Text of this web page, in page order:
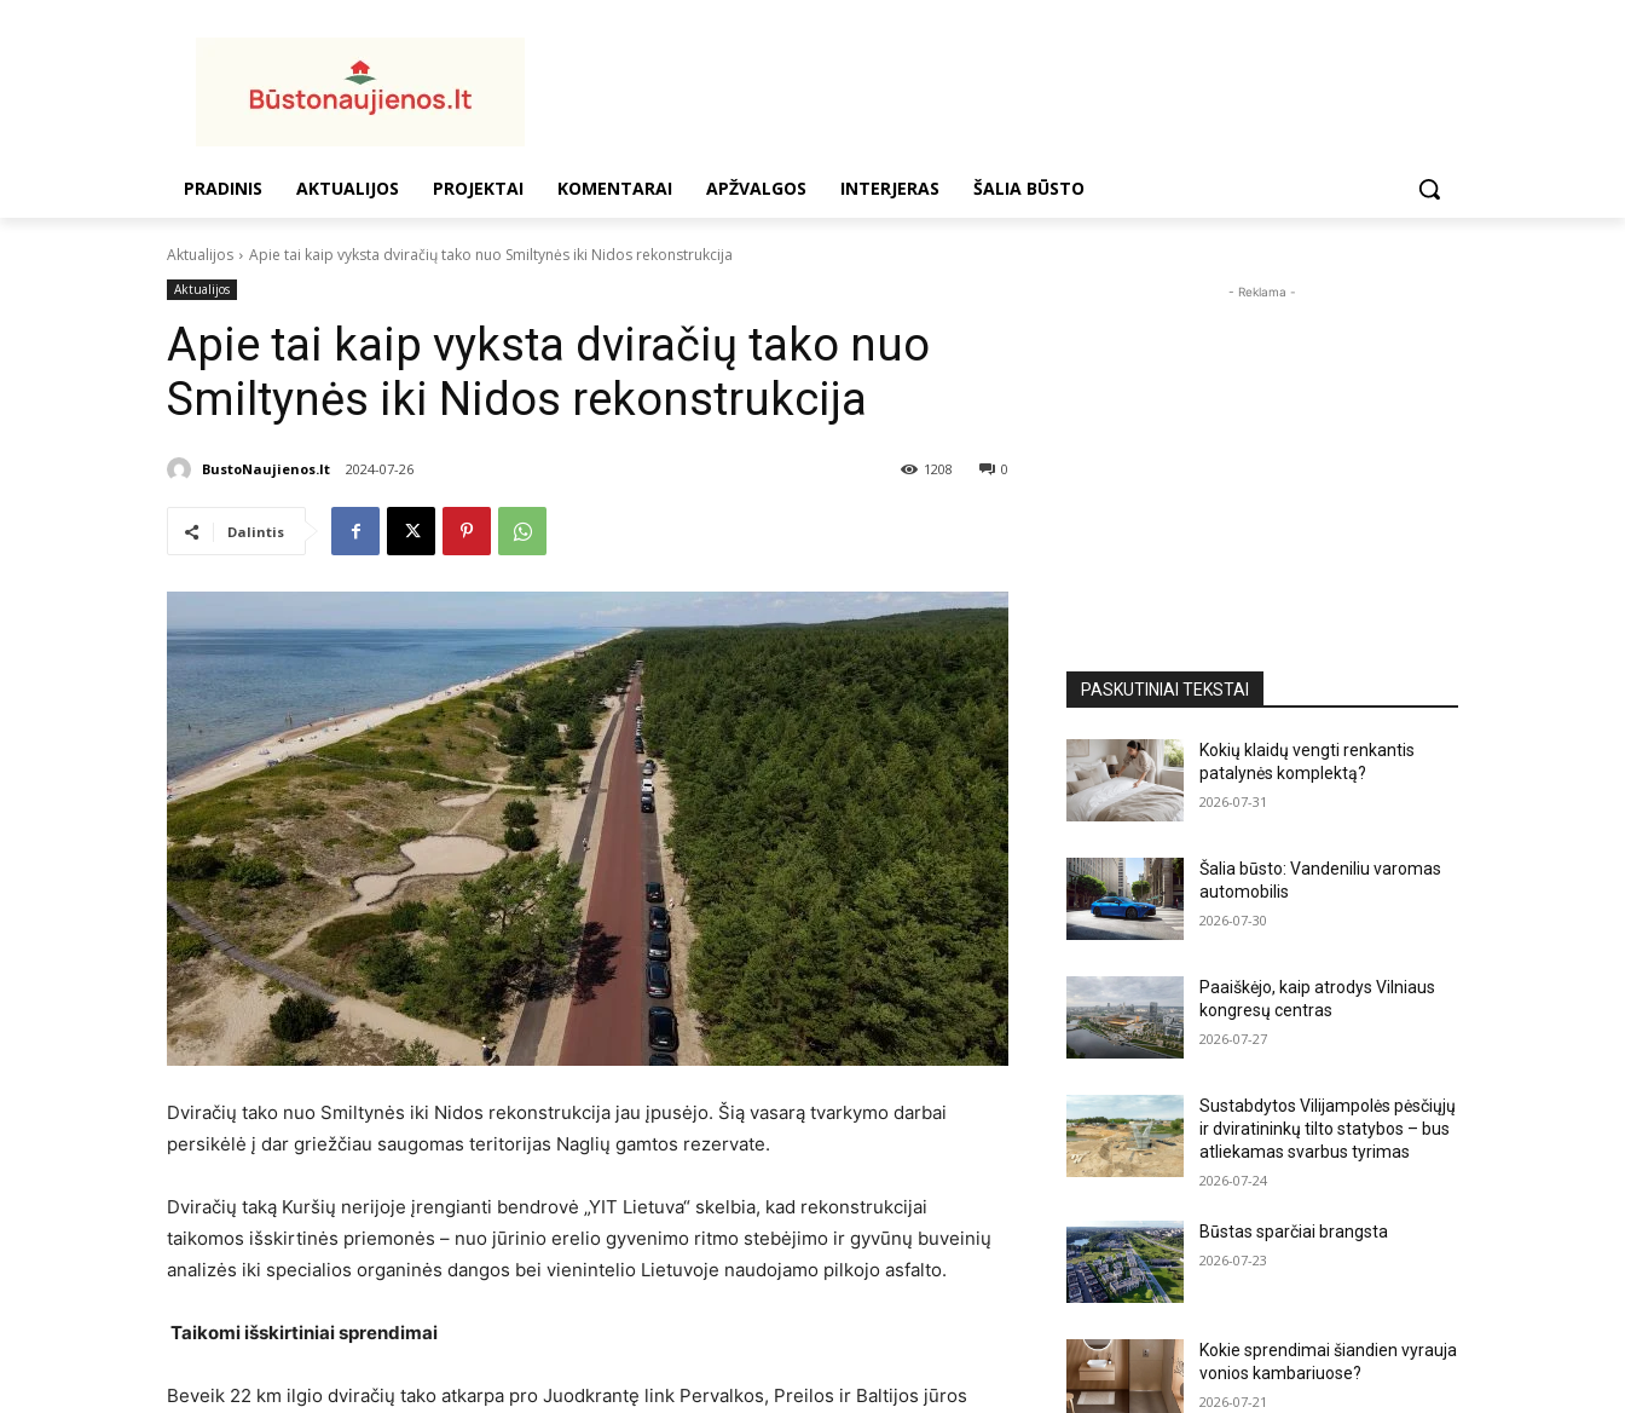
PRADINIS AKTUALIJOS PROJEKTAI KOMENTARAI APŽVALGOS INTERJERAS ŠALIA BŪSTO
Aktualijos Apie tai kaip vyksta dviračių tako nuo Smiltynės iki Nidos rekonstrukcija
Aktualijos
Apie tai kaip vyksta dviračių tako nuo
Smiltynės iki Nidos rekonstrukcija
BustoNaujienos.lt 2024-07-26 0
1208
Dalintis
Dviračių tako nuo Smiltynės iki Nidos rekonstrukcija jau įpusėjo. Šią vasarą tvarkymo darbai
persikėlė į dar griežčiau saugomas teritorijas Naglių gamtos rezervate.
Dviračių taką Kuršių nerijoje įrengianti bendrovė „YIT Lietuva“ skelbia, kad rekonstrukcijai
taikomos išskirtinės priemonės – nuo jūrinio erelio gyvenimo ritmo stebėjimo ir gyvūnų buveinių
analizės iki specialios organinės dangos bei vienintelio Lietuvoje naudojamo pilkojo asfalto.
Taikomi išskirtiniai sprendimai
Beveik 22 km ilgio dviračių tako atkarpa pro Juodkrantę link Pervalkos, Preilos ir Baltijos jūros
- Reklama -
PASKUTINIAI TEKSTAI
Kokių klaidų vengti renkantis
patalynės komplektą?
2026-07-31
Šalia būsto: Vandeniliu varomas
automobilis
2026-07-30
Paaiškėjo, kaip atrodys Vilniaus
kongresų centras
2026-07-27
Sustabdytos Vilijampolės pėsčiųjų
ir dviratininkų tilto statybos – bus
atliekamas svarbus tyrimas
2026-07-24
Būstas sparčiai brangsta
2026-07-23
Kokie sprendimai šiandien vyrauja
vonios kambariuose?
2026-07-21